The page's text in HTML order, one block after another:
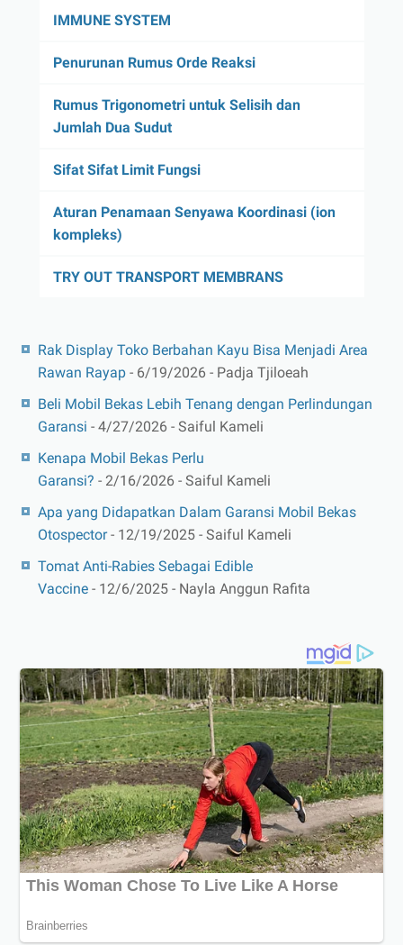
IMMUNE SYSTEM
Penurunan Rumus Orde Reaksi
Rumus Trigonometri untuk Selisih dan
Jumlah Dua Sudut
Sifat Sifat Limit Fungsi
Aturan Penamaan Senyawa Koordinasi (ion
kompleks)
TRY OUT TRANSPORT MEMBRANS
Rak Display Toko Berbahan Kayu Bisa Menjadi Area
Rawan Rayap - 6/19/2026 - Padja Tjiloeah
Beli Mobil Bekas Lebih Tenang dengan Perlindungan
Garansi - 4/27/2026 - Saiful Kameli
Kenapa Mobil Bekas Perlu
Garansi? - 2/16/2026 - Saiful Kameli
Apa yang Didapatkan Dalam Garansi Mobil Bekas
Otospector- 12/19/2025 - Saiful Kameli
Tomat Anti-Rabies Sebagai Edible
Vaccine - 12/6/2025 - Nayla Anggun Rafita